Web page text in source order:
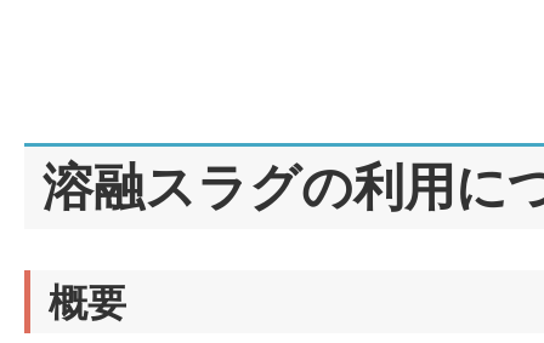
溶融スラグの利用に
概要